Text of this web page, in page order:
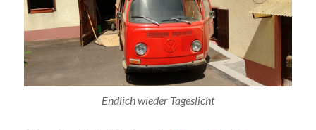
Endlich wieder Tageslicht